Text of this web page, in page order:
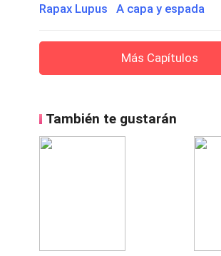
Rapax Lupus A capa y espada
Más Capítulos
También te gustarán